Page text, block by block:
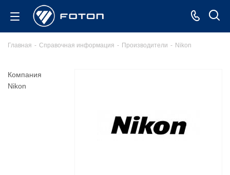
Главная - Справочная информация - Производители - Nikon
Компания
Nikon